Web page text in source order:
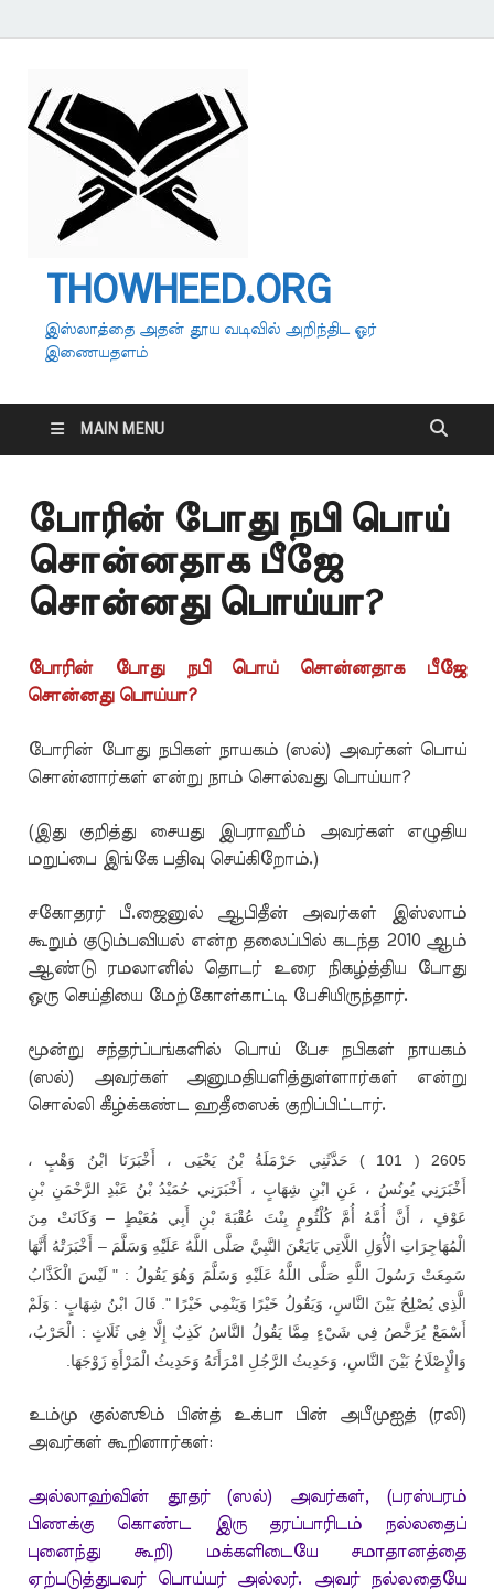
THOWHEED.ORG
இஸ்லாத்தை அதன் தூய வடிவில் அறிந்திட ஓர்
இணையதளம்
MAIN MENU
போரின் போது நபி பொய்
சொன்னதாக பீஜே
சொன்னது பொய்யா?
போரின் போது நபி பொய் சொன்னதாக பீஜே
சொன்னது பொய்யா?
போரின் போது நபிகள் நாயகம் (ஸல்) அவர்கள் பொய்
சொன்னார்கள் என்று நாம் சொல்வது பொய்யா?
(இது குறித்து சையது இபராஹீம் அவர்கள் எழுதிய
மறுப்பை இங்கே பதிவு செய்கிறோம்.)
சகோதரர் பீ.ஜைனுல் ஆபிதீன் அவர்கள் இஸ்லாம்
கூறும் குடும்பவியல் என்ற தலைப்பில் கடந்த 2010 ஆம்
ஆண்டு ரமலானில் தொடர் உரை நிகழ்த்திய போது
ஒரு செய்தியை மேற்கோள்காட்டி பேசியிருந்தார்.
மூன்று சந்தர்ப்பங்களில் பொய் பேச நபிகள் நாயகம்
(ஸல்) அவர்கள் அனுமதியளித்துள்ளார்கள் என்று
சொல்லி கீழ்க்கண்ட ஹதீஸைக் குறிப்பிட்டார்.
2605 ( 101 ) حَدَّثَنِي حَرْمَلَةُ بْنُ يَحْيَى ، أَخْبَرَنَا ابْنُ وَهْبٍ
،
أَخْبَرَنِي يُونُسُ ، عَنِ ابْنِ شِهَابٍ ، أَخْبَرَنِي حُمَيْدُ بْنُ عَبْدِ الرَّحْمَنِ بْنِ
عَوْفٍ
، أَنَّ أُمَّهُ أُمَّ كُلْثُومٍ بِنْتَ عُقْبَةَ بْنِ أَبِي مُعَيْطٍ – وَكَانَتْ
مِنَ
الْمُهَاجِرَاتِ الْأُوَلِ اللَّاتِي بَايَعْنَ النَّبِيَّ صَلَّى اللَّهُ عَلَيْهِ وَسَلَّمَ – أَخْبَرَتْهُ أَنَّهَا
سَمِعَتْ رَسُولَ اللَّهِ صَلَّى اللَّهُ عَلَيْهِ وَسَلَّمَ وَهُوَ يَقُولُ : " لَيْسَ الْكَذَّابُ
الَّذِي يُصْلِحُ بَيْنَ النَّاسِ، وَيَقُولُ خَيْرًا وَيَنْمِي خَيْرًا ". قَالَ ابْنُ شِهَابٍ : وَلَمْ
أَسْمَعْ يُرَخَّصُ فِي شَيْءٍ مِمَّا يَقُولُ النَّاسُ كَذِبٌ إِلَّا فِي ثَلَاثٍ : الْحَرْبُ،
وَالْإِصْلَاحُ بَيْنَ النَّاسِ، وَحَدِيثُ الرَّجُلِ امْرَأَتَهُ وَحَدِيثُ الْمَرْأَةِ زَوْجَهَا
உம்மு குல்ஸூம் பின்த் உக்பா பின் அபீமுஐத் (ரலி)
அவர்கள் கூறினார்கள்:
அல்லாஹ்வின் தூதர் (ஸல்) அவர்கள், (பரஸ்பரம்
பிணக்கு கொண்ட இரு தரப்பாரிடம் நல்லதைப்
புனைந்து கூறி) மக்களிடையே சமாதானத்தை
ஏற்படுத்துபவர் பொய்யர் அல்லர். அவர் நல்லதையே